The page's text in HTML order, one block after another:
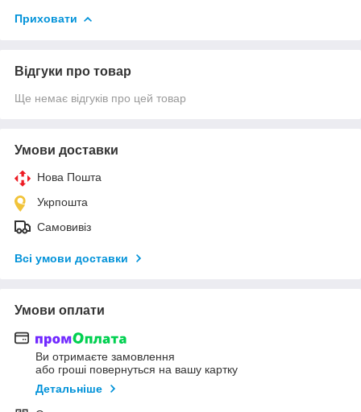
Приховати
Відгуки про товар
Ще немає відгуків про цей товар
Умови доставки
Нова Пошта
Укрпошта
Самовивіз
Всі умови доставки
Умови оплати
Ви отримаєте замовлення
або гроші повернуться на вашу картку
Детальніше